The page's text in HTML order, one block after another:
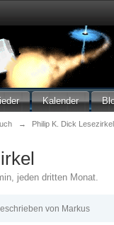
Kalender
→ Philip K. Dick Lesezirkel
jeden dritten Monat.
von Markus